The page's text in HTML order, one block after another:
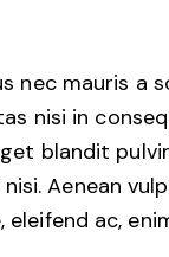
nec mauris a
nisi in
blandit
Aenean
ac,